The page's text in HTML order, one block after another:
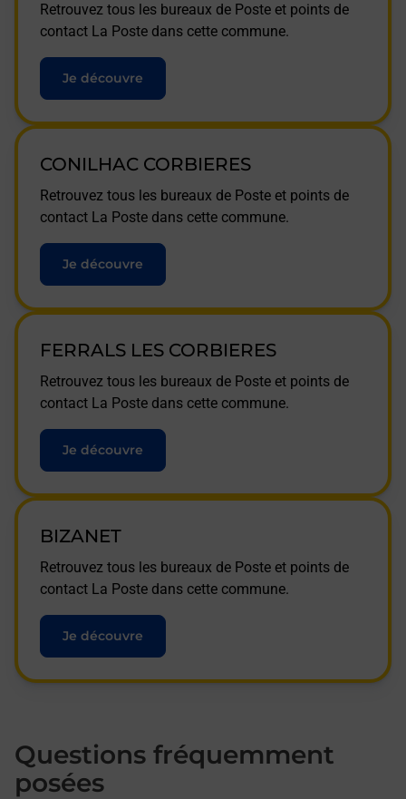
Retrouvez tous les bureaux de Poste et points de
contact La Poste dans cette commune.
Je découvre
CONILHAC CORBIERES
Retrouvez tous les bureaux de Poste et points de
contact La Poste dans cette commune.
Je découvre
FERRALS LES CORBIERES
Retrouvez tous les bureaux de Poste et points de
contact La Poste dans cette commune.
Je découvre
BIZANET
Retrouvez tous les bureaux de Poste et points de
contact La Poste dans cette commune.
Je découvre
Questions fréquemment
posées